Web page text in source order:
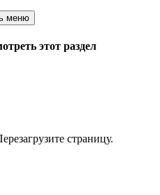
меню
этот раздел
страницу.